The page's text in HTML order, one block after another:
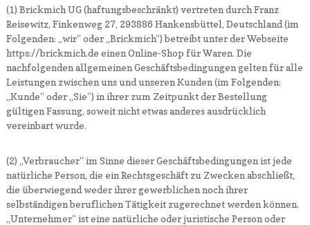
(1) Brickmich UG (haftungsbeschränkt) vertreten durch Franz
Reisewitz, Finkenweg 27, 293886 Hankensbüttel, Deutschland (im
Folgenden: „wir“ oder „Brickmich“) betreibt unter der Webseite
https://brickmich.de einen Online-Shop für Waren. Die
nachfolgenden allgemeinen Geschäftsbedingungen gelten für alle
Leistungen zwischen uns und unseren Kunden (im Folgenden:
„Kunde“ oder „Sie“) in ihrer zum Zeitpunkt der Bestellung
gültigen Fassung, soweit nicht etwas anderes ausdrücklich
vereinbart wurde.
(2) „Verbraucher“ im Sinne dieser Geschäftsbedingungen ist jede
natürliche Person, die ein Rechtsgeschäft zu Zwecken abschließt,
die überwiegend weder ihrer gewerblichen noch ihrer
selbständigen beruflichen Tätigkeit zugerechnet werden können.
„Unternehmer“ ist eine natürliche oder juristische Person oder